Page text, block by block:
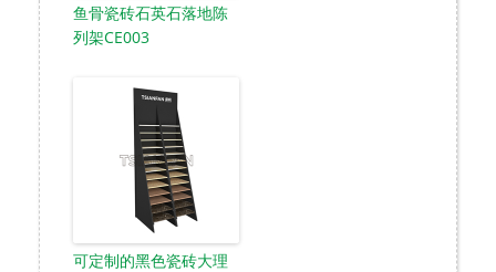
鱼骨瓷砖石英石落地陈
列架CE003
可定制的黑色瓷砖大理